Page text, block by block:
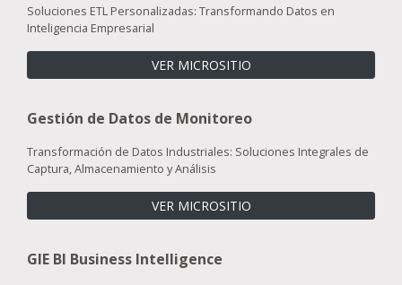
Soluciones ETL Personalizadas: Transformando Datos en
Inteligencia Empresarial
VER MICROSITIO
Gestión de Datos de Monitoreo
Transformación de Datos Industriales: Soluciones Integrales de
Captura, Almacenamiento y Análisis
VER MICROSITIO
GIE BI Business Intelligence